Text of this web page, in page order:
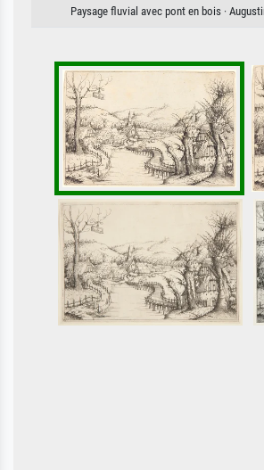
Paysage fluvial avec pont en bois ·